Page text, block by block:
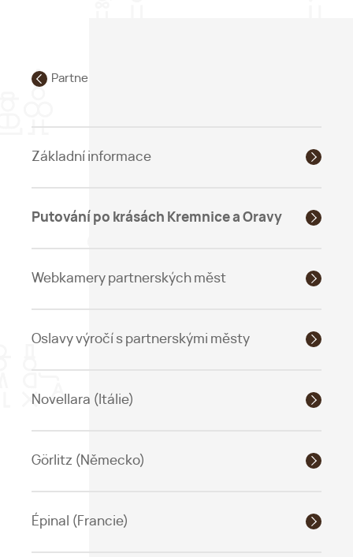
Partnerská města
Základní informace
Putování po krásách Kremnice a Oravy
Webkamery partnerských měst
Oslavy výročí s partnerskými městy
Novellara (Itálie)
Görlitz (Německo)
Épinal (Francie)